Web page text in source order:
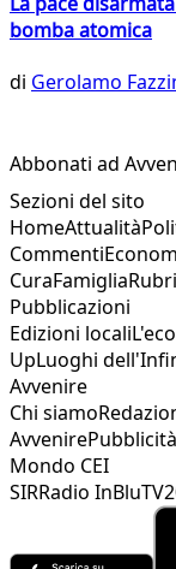
bomba atomica
di Gerolamo
Abbonati ad
Sezioni del sito
HomeAttualità
Commenti
CuraFamiglia
Pubblicazioni
Edizioni locali
UpLuoghi
Avvenire
Chi siamo
AvvenirePubblicità
Mondo CEI
SIRRadio InBlu